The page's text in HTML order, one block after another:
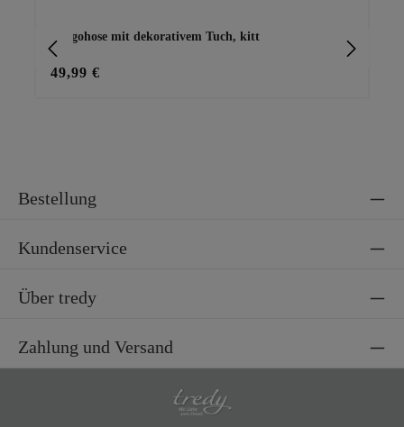
Cargohose mit dekorativem Tuch, kitt
49,99 €
Bestellung
Kundenservice
Über tredy
Zahlung und Versand